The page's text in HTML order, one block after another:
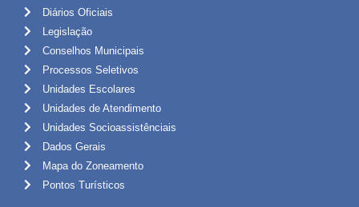
Diários Oficiais
Legislação
Conselhos Municipais
Processos Seletivos
Unidades Escolares
Unidades de Atendimento
Unidades Socioassistênciais
Dados Gerais
Mapa do Zoneamento
Pontos Turísticos